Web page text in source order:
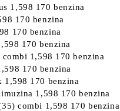
1,598 170 benzina
170 benzina
170 benzina
170 benzina
1,598 170 benzina
170 benzina
170 benzina
1,598 170 benzina
combi 1,598 170 benzina